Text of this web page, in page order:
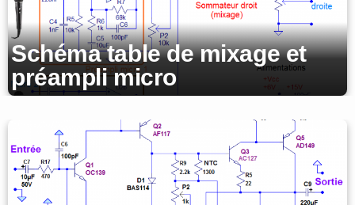
Schéma table de mixage et
préampli micro